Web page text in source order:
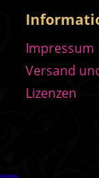
Impressum
Versand
Lizenzen